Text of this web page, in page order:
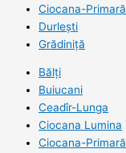
Ciocana-Primară
Durlești
Grădiniță
Bălți
Buiucani
Ceadîr-Lunga
Ciocana Lumina
Ciocana-Primară